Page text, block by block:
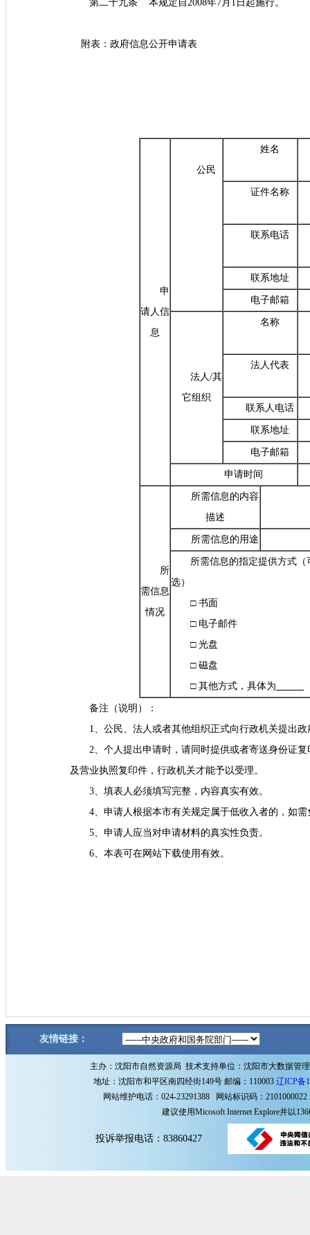
第二十九条 本规定自2008年7月1日起施行。
附表：政府信息公开申请表
申
请人信
息
公民
姓名
证件名称
联系电话
联系地址
电子邮箱
法人/其
它组织
名称
法人代表
联系人电话
联系地址
电子邮箱
申请时间
所
需信息
情况
所需信息的内容
描述
所需信息的用途
所需信息的指定提供方式（
选）
□ 书面
□ 电子邮件
□ 光盘
□ 磁盘
□ 其他方式，具体为
备注（说明）：
1、公民、法人或者其他组织正式向行政机关提出
2、个人提出申请时，请同时提供或者寄送身份证
及营业执照复印件，行政机关才能予以受理。
3、填表人必须填写完整，内容真实有效。
4、申请人根据本市有关规定属于低收入者的，如
5、申请人应当对申请材料的真实性负责。
6、本表可在网站下载使用有效。
友情链接：
主办：沈阳市自然资源局 技术支持单位：沈阳市大数据管
地址：沈阳市和平区南四经街149号 邮编：110003 辽ICP备
网站维护电话：024-23291388 网站标识码：2101000022
建议使用Micosoft Internet Explore并以
投诉举报电话：83860427